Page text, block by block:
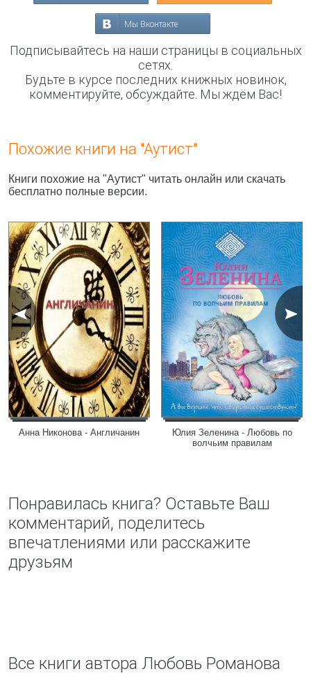
Мы Вконтакте
Подписывайтесь на наши страницы в социальных
сетях.
Будьте в курсе последних книжных новинок,
комментируйте, обсуждайте. Мы ждём Вас!
Похожие книги на "Аутист"
Книги похожие на "Аутист" читать онлайн или скачать
бесплатно полные версии.
Анна Никонова - Англичанин
Юлия Зеленина - Любовь по
волчьим правилам
Понравилась книга? Оставьте Ваш
комментарий, поделитесь
впечатлениями или расскажите
друзьям
Все книги автора Любовь Романова